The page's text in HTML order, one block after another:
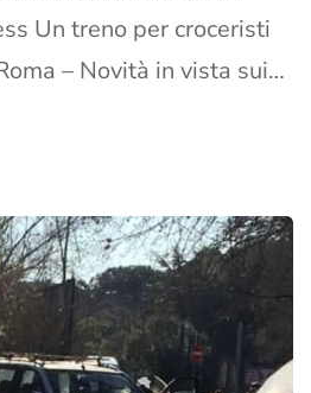
Un treno per croceristi
– Novità in vista sui…